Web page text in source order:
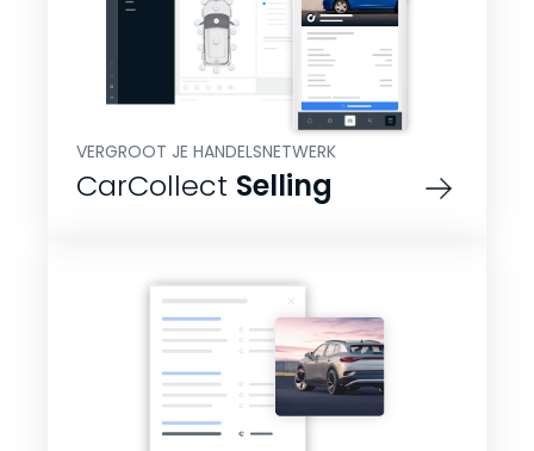
VERGROOT JE HANDELSNETWERK
CarCollect Selling